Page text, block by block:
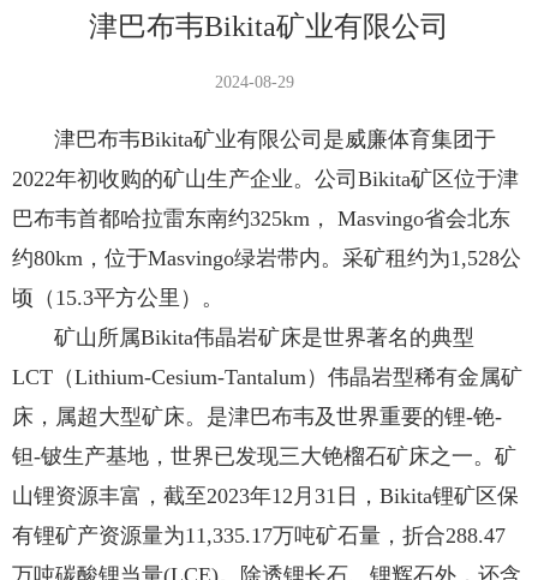
津巴布韦Bikita矿业有限公司
2024-08-29
津巴布韦Bikita矿业有限公司是威廉体育集团于
2022年初收购的矿山生产企业。公司Bikita矿区位于津
巴布韦首都哈拉雷东南约325km， Masvingo省会北东
约80km，位于Masvingo绿岩带内。采矿租约为1,528公
顷（15.3平方公里）。
矿山所属Bikita伟晶岩矿床是世界著名的典型
LCT（Lithium-Cesium-Tantalum）伟晶岩型稀有金属矿
床，属超大型矿床。是津巴布韦及世界重要的锂-铯-
钽-铍生产基地，世界已发现三大铯榴石矿床之一。矿
山锂资源丰富，截至2023年12月31日，Bikita锂矿区保
有锂矿产资源量为11,335.17万吨矿石量，折合288.47
万吨碳酸锂当量(LCE)。除透锂长石、锂辉石外，还含